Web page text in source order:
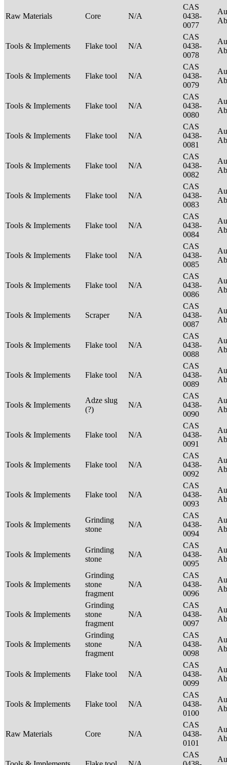
Raw Materials Core N/A
CAS
0438-
0077
Tools & Implements Flake tool N/A
CAS
0438-
0078
Tools & Implements Flake tool N/A
CAS
0438-
0079
Tools & Implements Flake tool N/A
CAS
0438-
0080
Tools & Implements Flake tool N/A
CAS
0438-
0081
Tools & Implements Flake tool N/A
CAS
0438-
0082
Tools & Implements Flake tool N/A
CAS
0438-
0083
Tools & Implements Flake tool N/A
CAS
0438-
0084
Tools & Implements Flake tool N/A
CAS
0438-
0085
Tools & Implements Flake tool N/A
CAS
0438-
0086
Tools & Implements Scraper N/A
CAS
0438-
0087
Tools & Implements Flake tool N/A
CAS
0438-
0088
Tools & Implements Flake tool N/A
CAS
0438-
0089
Tools & Implements
Adze slug
(?)
N/A
CAS
0438-
0090
Tools & Implements Flake tool N/A
CAS
0438-
0091
Tools & Implements Flake tool N/A
CAS
0438-
0092
Tools & Implements Flake tool N/A
CAS
0438-
0093
Tools & Implements
Grinding
stone
N/A
CAS
0438-
0094
Tools & Implements
Grinding
stone
N/A
CAS
0438-
0095
Tools & Implements
Grinding
stone
fragment
N/A
CAS
0438-
0096
Tools & Implements
Grinding
stone
fragment
N/A
CAS
0438-
0097
Tools & Implements
Grinding
stone
fragment
N/A
CAS
0438-
0098
Tools & Implements Flake tool N/A
CAS
0438-
0099
Tools & Implements Flake tool N/A
CAS
0438-
0100
Raw Materials Core N/A
CAS
0438-
0101
CAS